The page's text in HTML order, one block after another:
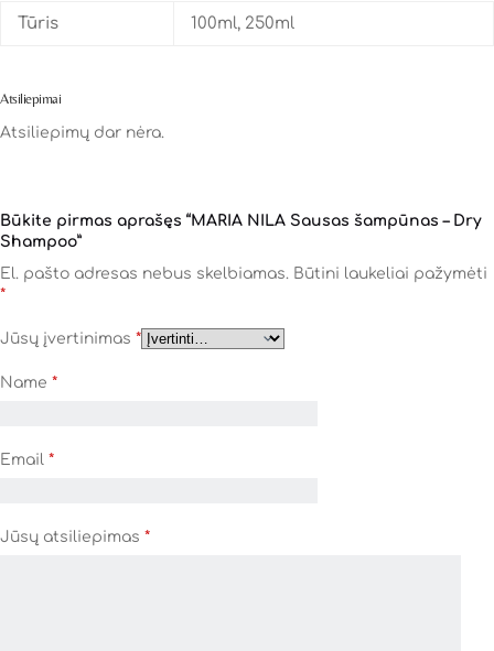
Tūris 100ml, 250ml
Atsiliepimai
Atsiliepimų dar nėra.
Būkite pirmas aprašęs “MARIA NILA Sausas šampūnas – Dry
Shampoo”
El. pašto adresas nebus skelbiamas. Būtini laukeliai pažymėti
*
Jūsų įvertinimas *
Name *
Email *
Jūsų atsiliepimas *